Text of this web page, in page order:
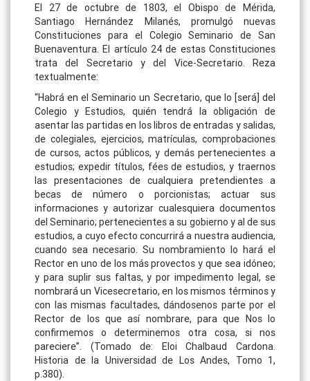
El 27 de octubre de 1803, el Obispo de Mérida,
Santiago Hernández Milanés, promulgó nuevas
Constituciones para el Colegio Seminario de San
Buenaventura. El artículo 24 de estas Constituciones
trata del Secretario y del Vice-Secretario. Reza
textualmente:
“Habrá en el Seminario un Secretario, que lo [será] del
Colegio y Estudios, quién tendrá la obligación de
asentar las partidas en los libros de entradas y salidas,
de colegiales, ejercicios, matrículas, comprobaciones
de cursos, actos públicos, y demás pertenecientes a
estudios; expedir títulos, fées de estudios, y traernos
las presentaciones de cualquiera pretendientes a
becas de número o porcionistas; actuar sus
informaciones y autorizar cualesquiera documentos
del Seminario; pertenecientes a su gobierno y al de sus
estudios, a cuyo efecto concurrirá a nuestra audiencia,
cuando sea necesario. Su nombramiento lo hará el
Rector en uno de los más provectos y que sea idóneo;
y para suplir sus faltas, y por impedimento legal, se
nombrará un Vicesecretario, en los mismos términos y
con las mismas facultades, dándosenos parte por el
Rector de los que así nombrare, para que Nos lo
confirmemos o determinemos otra cosa, si nos
pareciere”. (Tomado de: Eloi Chalbaud Cardona.
Historia de la Universidad de Los Andes, Tomo 1,
p.380).